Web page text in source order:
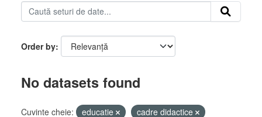
Order by
No datasets found
Cuvinte cheie: educatie
cadre didactice